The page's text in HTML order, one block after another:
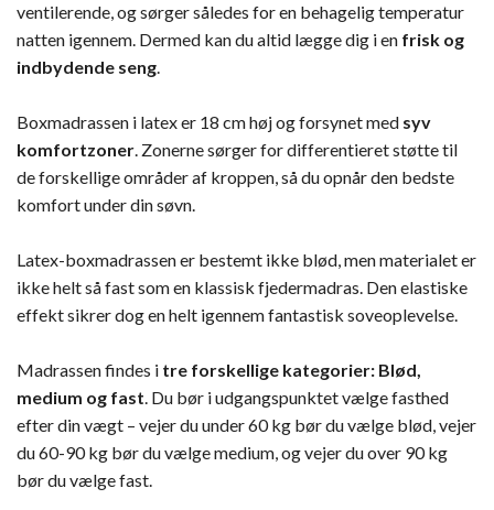
ventilerende, og sørger således for en behagelig temperatur
natten igennem. Dermed kan du altid lægge dig i en frisk og
indbydende seng.
Boxmadrassen i latex er 18 cm høj og forsynet med syv
komfortzoner. Zonerne sørger for differentieret støtte til
de forskellige områder af kroppen, så du opnår den bedste
komfort under din søvn.
Latex-boxmadrassen er bestemt ikke blød, men materialet er
ikke helt så fast som en klassisk fjedermadras. Den elastiske
effekt sikrer dog en helt igennem fantastisk soveoplevelse.
Madrassen findes i tre forskellige kategorier: Blød,
medium og fast. Du bør i udgangspunktet vælge fasthed
efter din vægt – vejer du under 60 kg bør du vælge blød, vejer
du 60-90 kg bør du vælge medium, og vejer du over 90 kg
bør du vælge fast.